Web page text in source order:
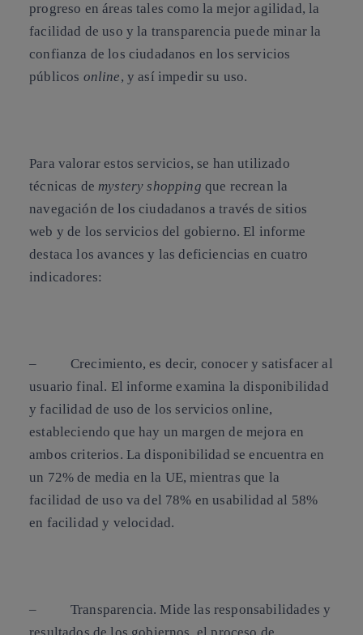
progreso en áreas tales como la mejor agilidad, la
facilidad de uso y la transparencia puede minar la
confianza de los ciudadanos en los servicios
públicos online, y así impedir su uso.
Para valorar estos servicios, se han utilizado
técnicas demystery shopping que recrean la
navegación de los ciudadanos a través de sitios
web y de los servicios del gobierno. El informe
destaca los avances y las deficiencias en cuatro
indicadores:
– Crecimiento, es decir, conocer y satisfacer al
usuario final. El informe examina la disponibilidad
y facilidad de uso de los servicios online,
estableciendo que hay un margen de mejora en
ambos criterios. La disponibilidad se encuentra en
un 72% de media en la UE, mientras que la
facilidad de uso va del 78% en usabilidad al 58%
en facilidad y velocidad.
– Transparencia. Mide las responsabilidades y